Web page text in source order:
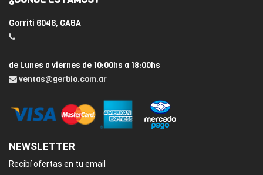
Gorriti 6046, CABA
de Lunes a viernes de 10:00hs a 18:00hs
ventas@gerbio.com.ar
NEWSLETTER
Recibí ofertas en tu email